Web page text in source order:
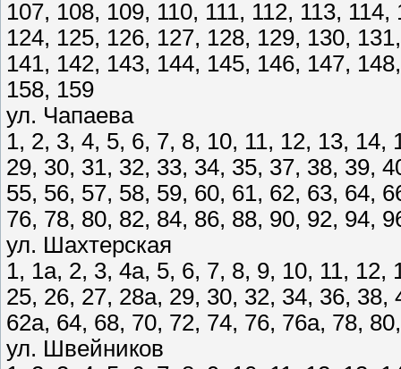
107, 108, 109, 110, 111, 112, 113,
124, 125, 126, 127, 128, 129, 130,
141, 142, 143, 144, 145, 146, 147,
158, 159
ул. Чапаева
1, 2, 3, 4, 5, 6, 7, 8, 10, 11, 12, 13,
29, 30, 31, 32, 33, 34, 35, 37, 38, 39,
55, 56, 57, 58, 59, 60, 61, 62, 63, 64,
76, 78, 80, 82, 84, 86, 88, 90, 92, 94,
ул. Шахтерская
1, 1а, 2, 3, 4а, 5, 6, 7, 8, 9, 10, 11,
25, 26, 27, 28а, 29, 30, 32, 34, 36,
62а, 64, 68, 70, 72, 74, 76, 76а, 78,
ул. Швейников